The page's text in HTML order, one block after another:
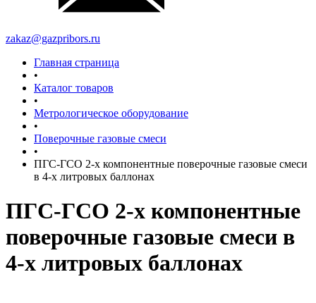
zakaz@gazpribors.ru
Главная страница
•
Каталог товаров
•
Метрологическое оборудование
•
Поверочные газовые смеси
•
ПГС-ГСО 2-х компонентные поверочные газовые смеси
в 4-х литровых баллонах
ПГС-ГСО 2-х компонентные
поверочные газовые смеси в
4-х литровых баллонах